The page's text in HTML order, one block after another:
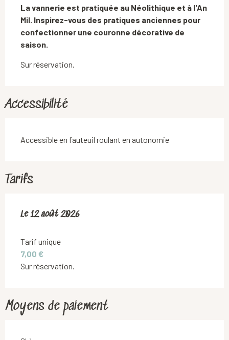
La vannerie est pratiquée au Néolithique et à l'An
Mil. Inspirez-vous des pratiques anciennes pour
confectionner une couronne décorative de
saison.
Sur réservation.
Accessibilité
Accessible en fauteuil roulant en autonomie
Tarifs
Le12 août 2026
Le12 août 2026
Tarif unique
7,00 €
Sur réservation.
Moyens de paiement